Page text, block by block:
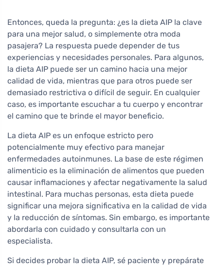
Entonces, queda la pregunta: ¿es la dieta AIP la clave
para una mejor salud, o simplemente otra moda
pasajera? La respuesta puede depender de tus
experiencias y necesidades personales. Para algunos,
la dieta AIP puede ser un camino hacia una mejor
calidad de vida, mientras que para otros puede ser
demasiado restrictiva o difícil de seguir. En cualquier
caso, es importante escuchar a tu cuerpo y encontrar
el camino que te brinde el mayor beneficio.
La dieta AIP es un enfoque estricto pero
potencialmente muy efectivo para manejar
enfermedades autoinmunes. La base de este régimen
alimenticio es la eliminación de alimentos que pueden
causar inflamaciones y afectar negativamente la salud
intestinal. Para muchas personas, esta dieta puede
significar una mejora significativa en la calidad de vida
y la reducción de síntomas. Sin embargo, es importante
abordarla con cuidado y consultarla con un
especialista.
Si decides probar la dieta AIP, sé paciente y prepárate